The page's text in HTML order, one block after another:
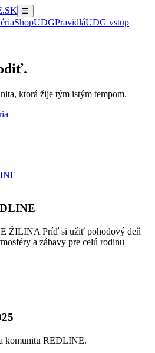
☰
ShopUDGPravidláUDG vstup
ktorá žije tým istým tempom.
ŽILINA Príď si užiť pohodový deň
a zábavy pre celú rodinu
komunitu REDLINE.